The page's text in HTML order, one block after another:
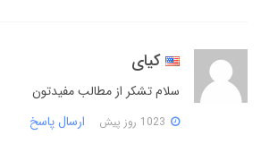
کیای
سلام تشکر از مطالب مفیدتون
ارسال پاسخ